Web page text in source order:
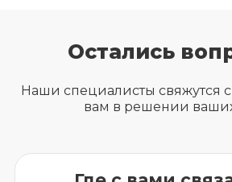
Остались
Наши специалисты свяжутся
вам в решении